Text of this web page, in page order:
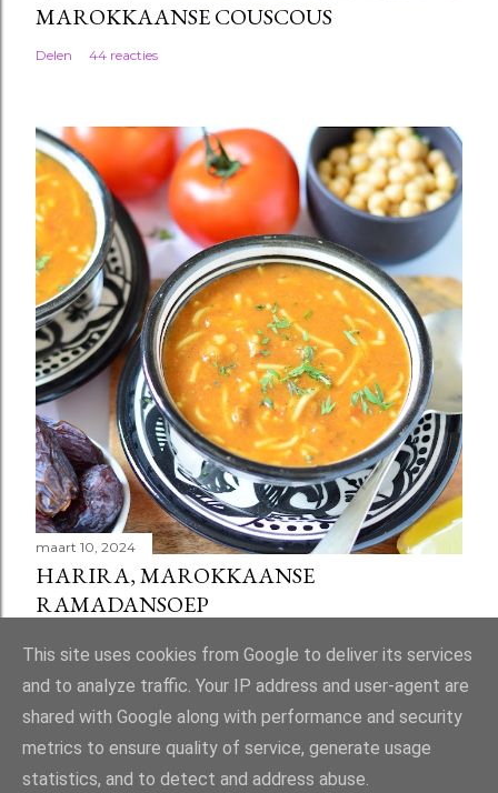
MAROKKAANSE COUSCOUS
Delen 44 reacties
maart 10, 2024
HARIRA, MAROKKAANSE
RAMADANSOEP
Mogelijk gemaakt door Blogger
This site uses cookies from Google to deliver its services
and to analyze traffic. Your IP address and user-agent are
shared with Google along with performance and security
metrics to ensure quality of service, generate usage
statistics, and to detect and address abuse.